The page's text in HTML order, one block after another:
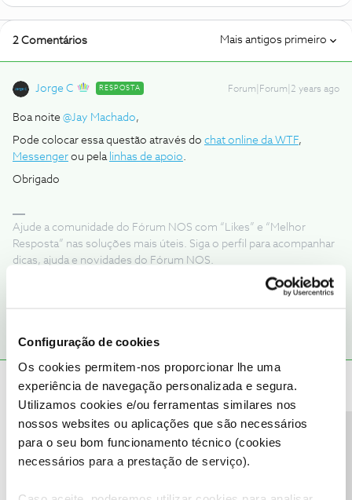
Configuração de cookies
Os cookies permitem-nos proporcionar lhe uma
experiência de navegação personalizada e segura.
Utilizamos cookies e/ou ferramentas similares nos
nossos websites ou aplicações que são necessários
para o seu bom funcionamento técnico (cookies
necessários para a prestação de serviço).
2 Comentários Mais antigos primeiro
Jorge C RESPOSTA Forum|Forum|2 years ago
Boa noite @Jay Machado,
Pode colocar essa questão através do chat online da WTF,
Messenger ou pela linhas de apoio.
Obrigado
Ajude a comunidade do Fórum NOS com “Likes” e “Melhor
Resposta” nas soluções mais úteis. Siga o perfil para acompanhar
dicas, ajuda e novidades do Fórum NOS.
João H. Forum|Forum|2 years ago
Boa tarde,
Agradecemos a sua mensagem @Jay Machado
@Jorge C partilhou uma boa ajuda sobre este tema.
o número esteja associado a uma fatura de serviços.